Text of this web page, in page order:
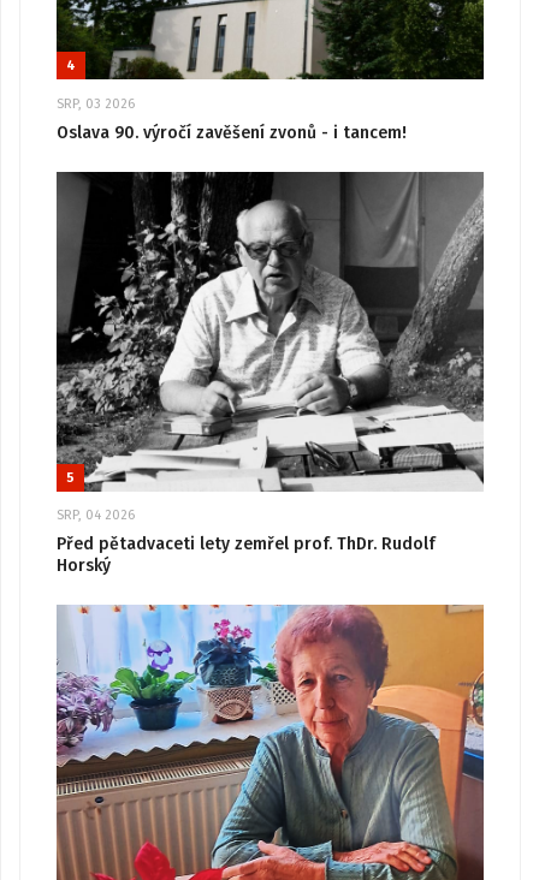
4
SRP, 03 2026
Oslava 90. výročí zavěšení zvonů - i tancem!
5
SRP, 04 2026
Před pětadvaceti lety zemřel prof. ThDr. Rudolf
Horský